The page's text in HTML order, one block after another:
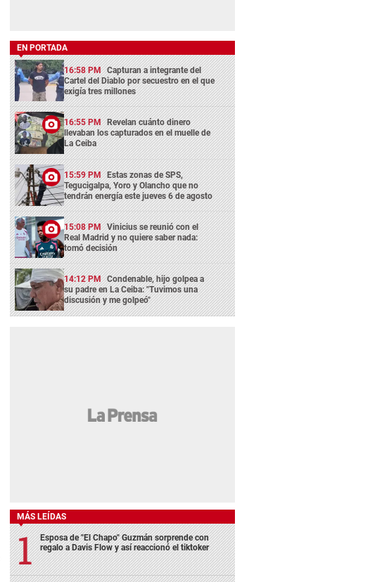
EN PORTADA
16:58 PM Capturan a integrante del
Cartel del Diablo por secuestro en el que
exigía tres millones
16:55 PM Revelan cuánto dinero
llevaban los capturados en el muelle de
La Ceiba
15:59 PM Estas zonas de SPS,
Tegucigalpa, Yoro y Olancho que no
tendrán energía este jueves 6 de agosto
15:08 PM Vinicius se reunió con el
Real Madrid y no quiere saber nada:
tomó decisión
14:12 PM Condenable, hijo golpea a
su padre en La Ceiba: "Tuvimos una
discusión y me golpeó"
MÁS LEÍDAS
Esposa de "El Chapo" Guzmán sorprende con
regalo a Davis Flow y así reaccionó el tiktoker